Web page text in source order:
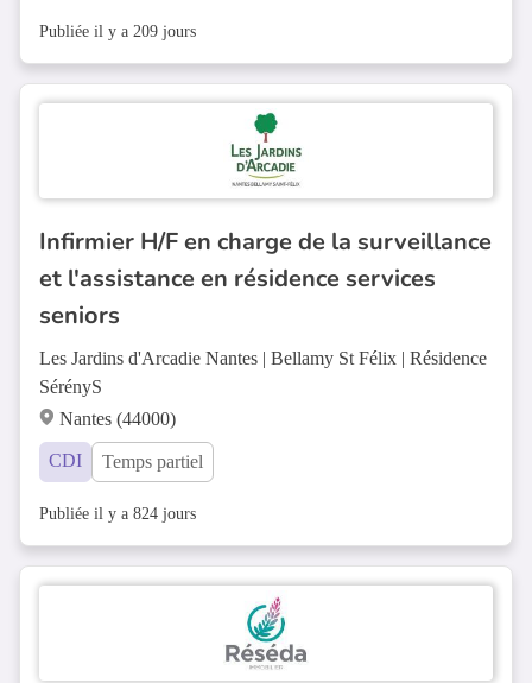
Publiée il y a 209 jours
Infirmier H/F en charge de la surveillance
et l'assistance en résidence services
seniors
Les Jardins d'Arcadie Nantes | Bellamy St Félix | Résidence
SérényS
Nantes (44000)
CDI Temps partiel
Publiée il y a 824 jours